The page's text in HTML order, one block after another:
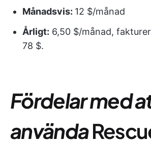
Månadsvis: 12 $/månad
Årligt: 6,50 $/månad,
78 $.
Fördelar med
använda